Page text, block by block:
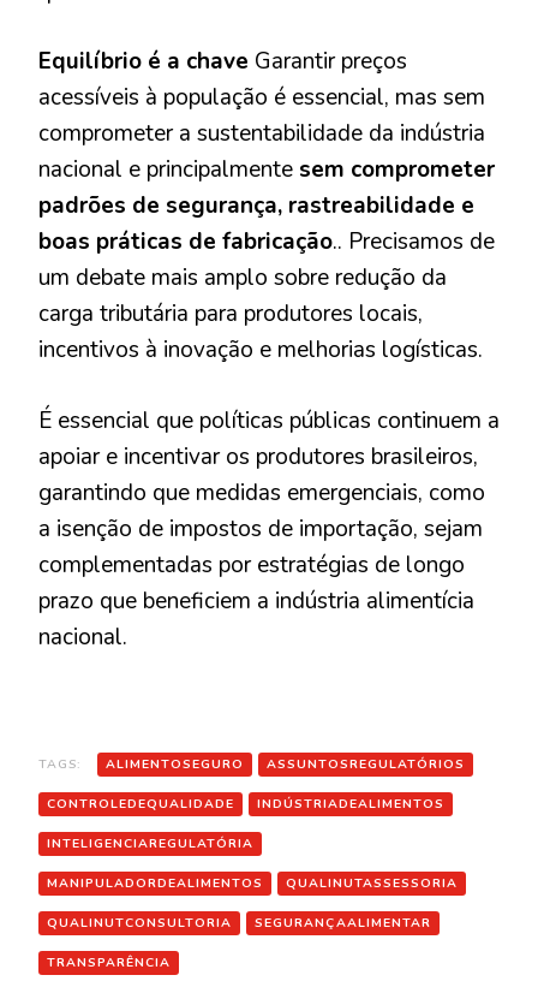
Equilíbrio é a chave Garantir preços
acessíveis à população é essencial, mas sem
comprometer a sustentabilidade da indústria
nacional e principalmente sem comprometer
padrões de segurança, rastreabilidade e
boas práticas de fabricação.. Precisamos de
um debate mais amplo sobre redução da
carga tributária para produtores locais,
incentivos à inovação e melhorias logísticas.
É essencial que políticas públicas continuem a
apoiar e incentivar os produtores brasileiros,
garantindo que medidas emergenciais, como
a isenção de impostos de importação, sejam
complementadas por estratégias de longo
prazo que beneficiem a indústria alimentícia
nacional.
TAGS: ALIMENTOSEGURO ASSUNTOSREGULATÓRIOS
CONTROLEDEQUALIDADE INDÚSTRIADEALIMENTOS
INTELIGENCIAREGULATÓRIA
MANIPULADORDEALIMENTOS QUALINUTASSESSORIA
QUALINUTCONSULTORIA SEGURANÇAALIMENTAR
TRANSPARÊNCIA